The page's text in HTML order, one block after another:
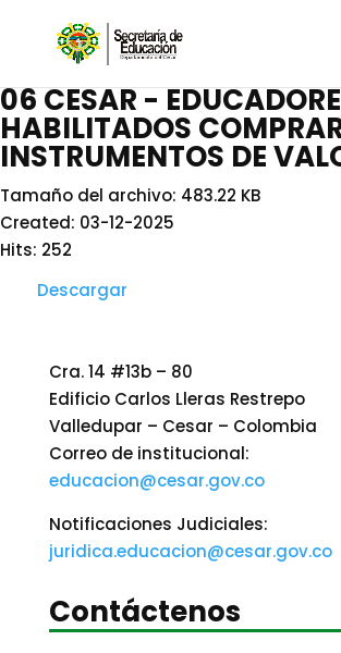
06 CESAR -
HABILITADOS
INSTRUMENTOS DE
Tamaño del archivo: 483.22 KB
Created: 03-12-2025
Hits: 252
Descargar
Cra. 14 #13b – 80
Edificio Carlos Lleras Restrepo
Valledupar – Cesar – Colombia
Correo de institucional:
educacion@cesar.gov.co
Notificaciones Judiciales:
juridica.educacion@cesar.gov.co
Contáctenos